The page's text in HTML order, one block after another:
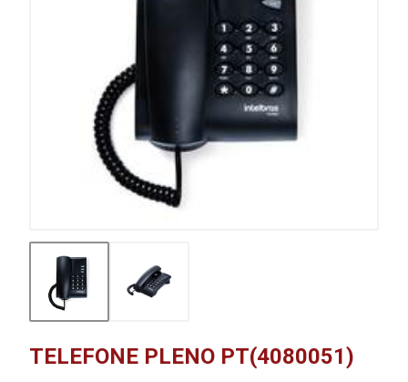
TELEFONE PLENO PT(4080051)